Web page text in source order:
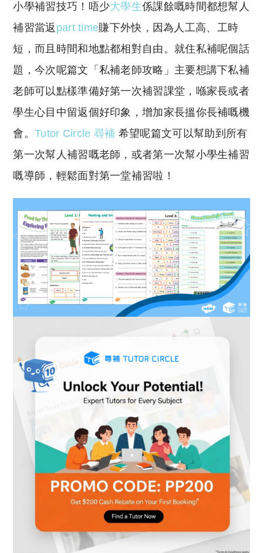
p
y
Li
n
k
at
s
A
p
p
小學補習技巧！唔少大學生係課餘嘅時間都想幫人
補習當返 part time賺下外快，因為人工高、工時
短，而且時間和地點都相對自由。就住私補呢個話
題，今次呢篇文「私補老師攻略」主要想講下私補
老師可以點樣準備好第一次補習課堂，喺家長或者
學生心目中留返個好印象，增加家長搵你長補嘅機
會。Tutor Circle 尋補 希望呢篇文可以幫助到所有
第一次幫人補習嘅老師，或者第一次幫小學生補習
嘅導師，輕鬆面對第一堂補習啦！